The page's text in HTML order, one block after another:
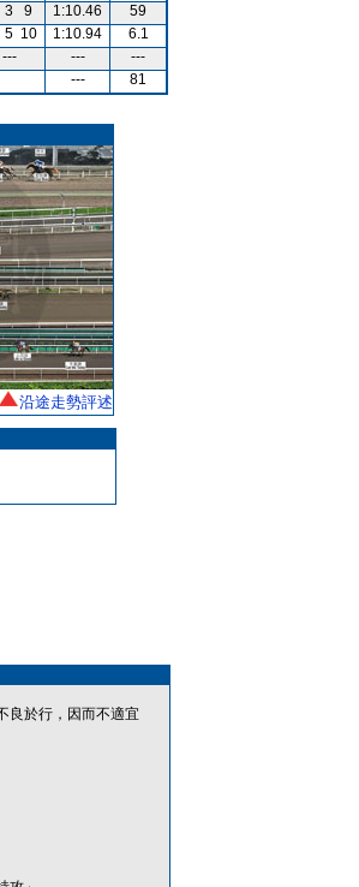
3 9 1:10.46
59
5 10 1:10.94
6.1
--- ---
---
--- 81
沿途走勢評述
良於行，因而不適宜